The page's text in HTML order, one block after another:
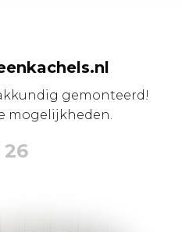
gemonteerd!
mogelijkheden.
26